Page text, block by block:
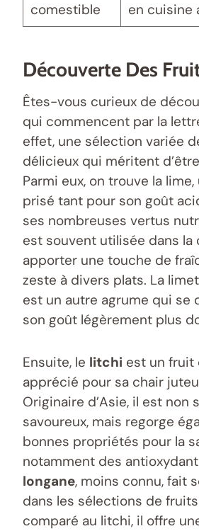
comestible
en cuisine
Découverte Des
Êtes-vous curieux de
qui commencent par la
effet, une sélection variée
délicieux qui méritent
Parmi eux, on trouve la
prisé tant pour son goût
ses nombreuses vertus
est souvent utilisée dans la
apporter une touche de
zeste à divers plats. La
est un autre agrume qui se
son goût légèrement plus
Ensuite, le litchi est un fruit
apprécié pour sa chair
Originaire d’Asie, il est non
savoureux, mais regorge
bonnes propriétés pour la
notamment des
longane, moins connu, fait
dans les sélections de
comparé au litchi, il offre